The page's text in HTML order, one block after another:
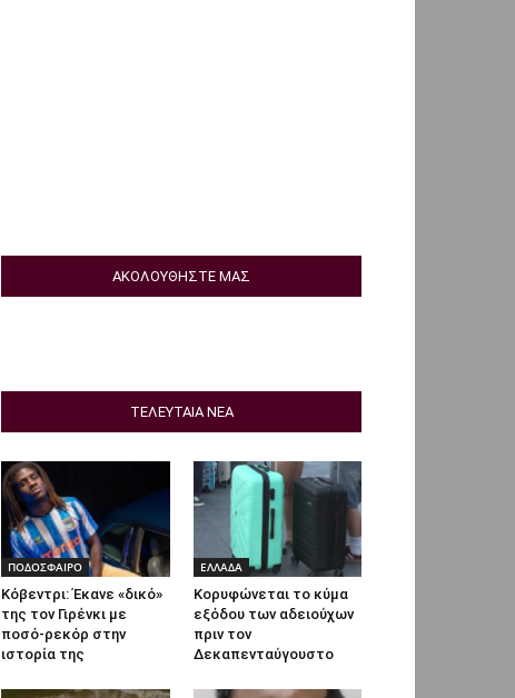
ΑΚΟΛΟΥΘΗΣΤΕ ΜΑΣ
ΤΕΛΕΥΤΑΙΑ ΝΕΑ
ΠΟΔΟΣΦΑΙΡΟ
Κόβεντρι: Έκανε «δικό»
της τον Γιρένκι με
ποσό-ρεκόρ στην
ιστορία της
ΕΛΛΑΔΑ
Κορυφώνεται το κύμα
εξόδου των αδειούχων
πριν τον
Δεκαπενταύγουστο